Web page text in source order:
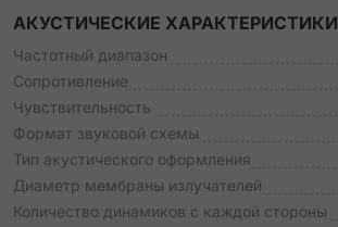
АКУСТИЧЕСКИЕ ХАРАКТЕРИСТИКИ
Частотный диапазон
Сопротивление
Чувствительность
Формат звуковой схемы
Тип акустического оформления
Диаметр мембраны излучателей
Количество динамиков с каждой стороны